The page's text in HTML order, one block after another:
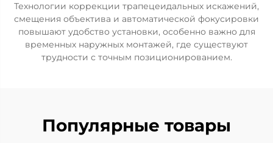
Технологии коррекции трапецеидальных искажений,
смещения объектива и автоматической фокусировки
повышают удобство установки, особенно важно для
временных наружных монтажей, где существуют
трудности с точным позиционированием.
Популярные товары